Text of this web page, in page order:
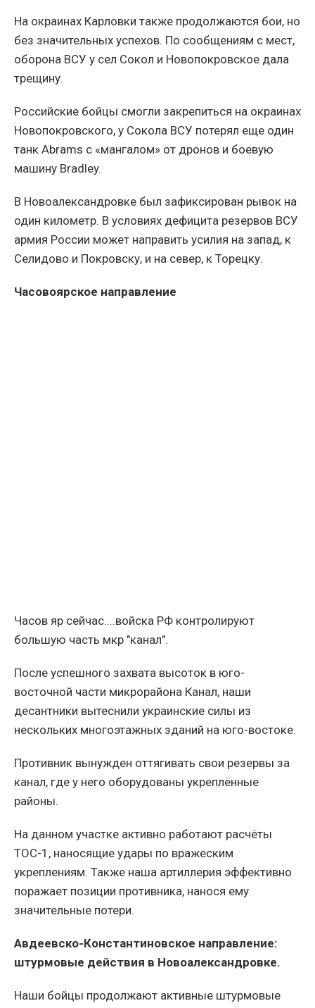
На окраинах Карловки также продолжаются бои, но
без значительных успехов. По сообщениям с мест,
оборона ВСУ у сел Сокол и Новопокровское дала
трещину.
Российские бойцы смогли закрепиться на окраинах
Новопокровского, у Сокола ВСУ потерял еще один
танк Abrams с «мангалом» от дронов и боевую
машину Bradley.
В Новоалександровке был зафиксирован рывок на
один километр. В условиях дефицита резервов ВСУ
армия России может направить усилия на запад, к
Селидово и Покровску, и на север, к Торецку.
Часовоярское направление
Часов яр сейчас....войска РФ контролируют
большую часть мкр "канал".
После успешного захвата высоток в юго-
восточной части микрорайона Канал, наши
десантники вытеснили украинские силы из
нескольких многоэтажных зданий на юго-востоке.
Противник вынужден оттягивать свои резервы за
канал, где у него оборудованы укреплённые
районы.
На данном участке активно работают расчёты
ТОС-1, наносящие удары по вражеским
укреплениям. Также наша артиллерия эффективно
поражает позиции противника, нанося ему
значительные потери.
Авдеевско-Константиновское направление:
штурмовые действия в Новоалександровке.
Наши бойцы продолжают активные штурмовые